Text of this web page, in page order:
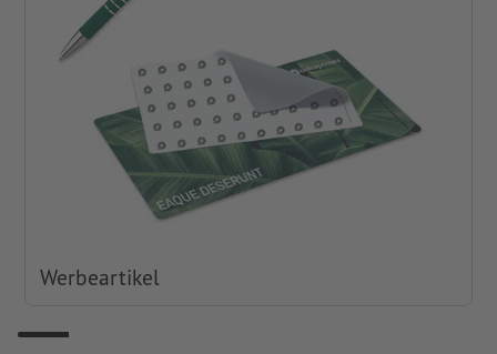
Werbeartikel